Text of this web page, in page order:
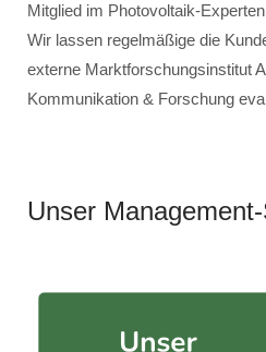
Mitglied im Photovoltaik-
Wir lassen regelmäßige die
externe Marktforschungsinstitut
Kommunikation & Forschung
Unser